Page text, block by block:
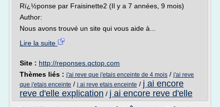
Rï¿½ponse par Fraisinette2 (Il y a 7 années, 9 mois)
Author:
Nous avons trouvé un site qui vous aide à...
Lire la suite
Site : http://reponses.qctop.com
Thèmes liés : j'ai reve que j'etais enceinte de 4 mois / j'ai reve
que j'etais enceinte / j ai reve etais enceinte / j ai encore
reve d'elle explication / j ai encore reve d'elle